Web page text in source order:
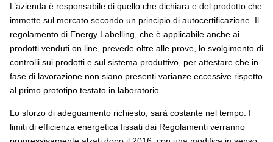
L’azienda è responsabile di quello che dichiara e del prodotto che
immette sul mercato secondo un principio di autocertificazione. Il
regolamento di Energy Labelling, che è applicabile anche ai
prodotti venduti on line, prevede oltre alle prove, lo svolgimento di
controlli sui prodotti e sul sistema produttivo, per attestare che in
fase di lavorazione non siano presenti varianze eccessive rispetto
al primo prototipo testato in laboratorio.
Lo sforzo di adeguamento richiesto, sarà costante nel tempo. I
limiti di efficienza energetica fissati dai Regolamenti verranno